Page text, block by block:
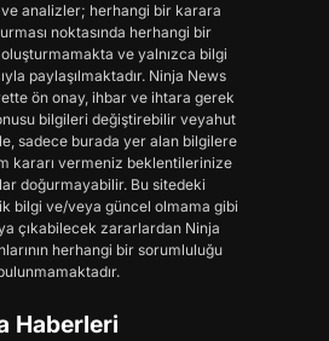
analizler; herhangi bir karara
noktasında herhangi bir
ve yalnızca bilgi
paylaşılmaktadır. Ninja News
ön onay, ihbar ve ihtara gerek
bilgileri değiştirebilir veyahut
sadece burada yer alan bilgilere
kararı vermeniz beklentilerinize
doğurmayabilir. Bu sitedeki
bilgi ve/veya güncel olmama gibi
çıkabilecek zararlardan Ninja
herhangi bir sorumluluğu
Haberleri